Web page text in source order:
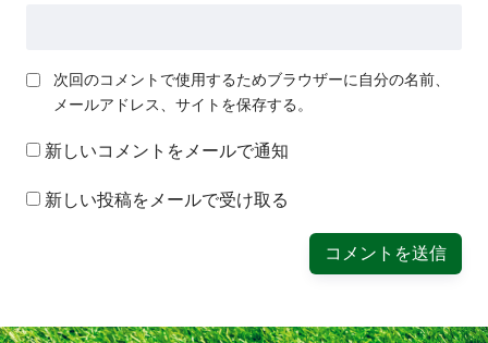
次回のコメントで使用するためブラウザーに自分の名前、
メールアドレス、サイトを保存する。
新しいコメントをメールで通知
新しい投稿をメールで受け取る